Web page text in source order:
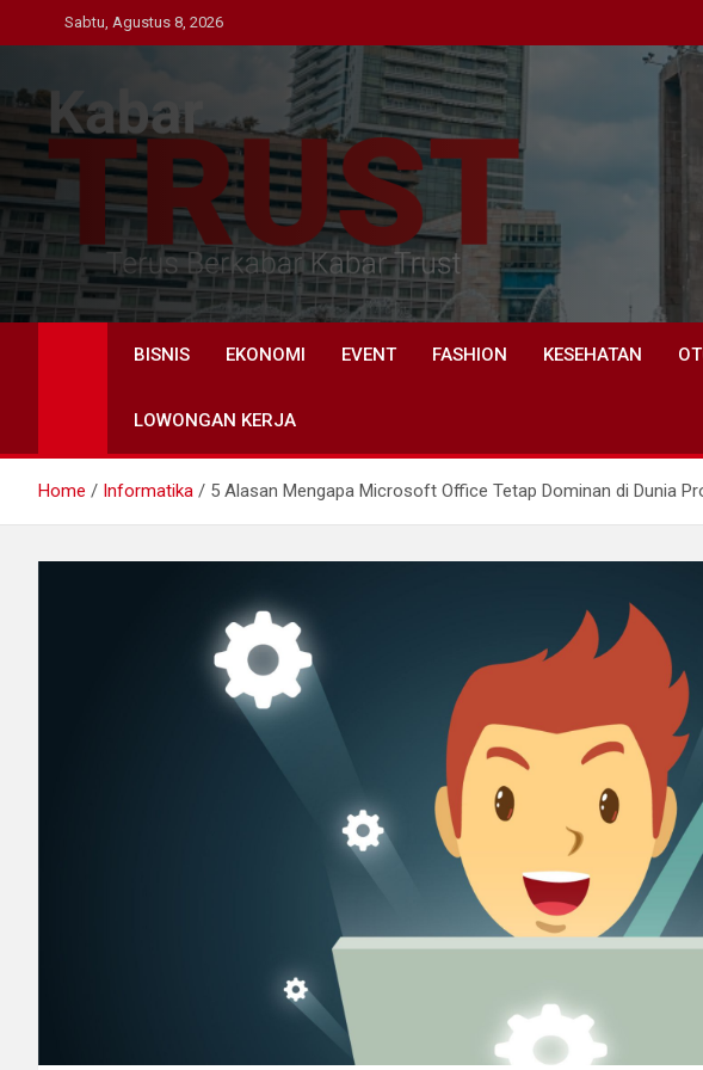
to
Sabtu, Agustus 8, 2026
Kabar Trust
Terus Berkabar Kabar Trust
BISNIS EKONOMI EVENT FASHION KESEHATAN
LOWONGAN KERJA
Home Informatika 5 Alasan Mengapa Microsoft Office Tetap Dominan di Dunia